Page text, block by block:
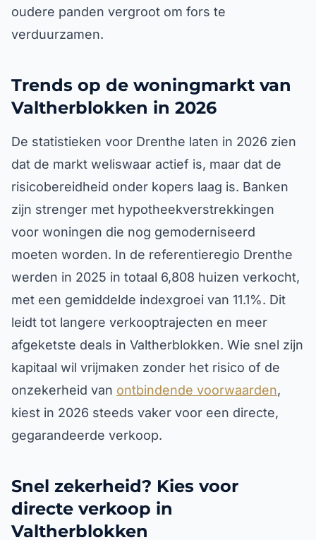
oudere panden vergroot om fors te
verduurzamen.
Trends op de woningmarkt van
Valtherblokken in 2026
De statistieken voor Drenthe laten in 2026 zien
dat de markt weliswaar actief is, maar dat de
risicobereidheid onder kopers laag is. Banken
zijn strenger met hypotheekverstrekkingen
voor woningen die nog gemoderniseerd
moeten worden. In de referentieregio Drenthe
werden in 2025 in totaal 6,808 huizen verkocht,
met een gemiddelde indexgroei van 11.1%. Dit
leidt tot langere verkooptrajecten en meer
afgeketste deals in Valtherblokken. Wie snel zijn
kapitaal wil vrijmaken zonder het risico of de
onzekerheid van ontbindende voorwaarden,
kiest in 2026 steeds vaker voor een directe,
gegarandeerde verkoop.
Snel zekerheid? Kies voor
directe verkoop in
Valtherblokken